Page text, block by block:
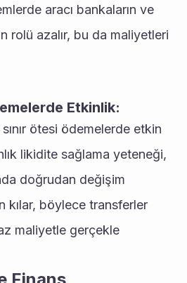
rolü azalır, bu da maliyetleri
Etkinlik:
likidite sağlama yeteneği,
doğrudan değişim
kılar, böylece transferler
maliyetle gerçekle